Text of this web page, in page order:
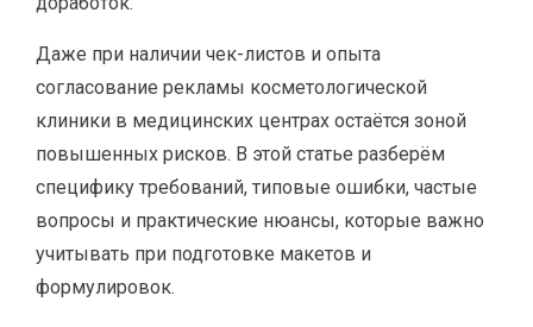
Даже при наличии чек-листов и опыта
согласование рекламы косметологической
клиники в медицинских центрах остаётся зоной
повышенных рисков. В этой статье разберём
специфику требований, типовые ошибки, частые
вопросы и практические нюансы, которые важно
учитывать при подготовке макетов и
формулировок.